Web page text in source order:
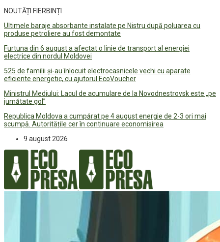
NOUTĂȚI FIERBINȚI
Ultimele baraje absorbante instalate pe Nistru după poluarea cu
produse petroliere au fost demontate
Furtuna din 6 august a afectat o linie de transport al energiei
electrice din nordul Moldovei
525 de familii și-au înlocuit electrocasnicele vechi cu aparate
eficiente energetic, cu ajutorul EcoVoucher
Ministrul Mediului: Lacul de acumulare de la Novodnestrovsk este „pe
jumătate gol”
Republica Moldova a cumpărat pe 4 august energie de 2-3 ori mai
scumpă. Autoritățile cer în continuare economisirea
9 august 2026